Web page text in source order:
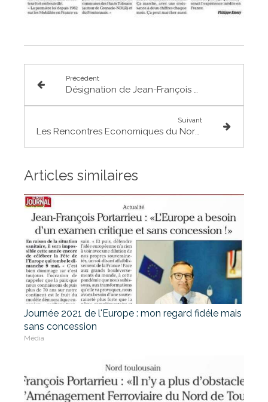
Précédent
Désignation de Jean-François Portarrieu à la DETR 31
Suivant
Les Rencontres Economiques du Nord toulousain : visite de l'entreprise Ava Traiteur à Villaudric
Articles similaires
Journée 2021 de l'Europe : mon regard fidéle mais
sans concession
Média